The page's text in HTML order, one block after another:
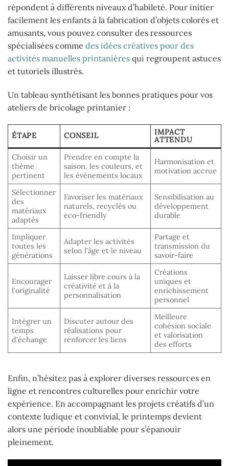
répondent à différents niveaux d’habileté. Pour initier
facilement les enfants à la fabrication d’objets colorés et
amusants, vous pouvez consulter des ressources
spécialisées comme des idées créatives pour des
activités manuelles printanières qui regroupent astuces
et tutoriels illustrés.
Un tableau synthétisant les bonnes pratiques pour vos
ateliers de bricolage printanier :
ÉTAPE CONSEIL
IMPACT
ATTENDU
Choisir un
thème
pertinent
Prendre en compte la
saison, les couleurs, et
les événements locaux
Harmonisation et
motivation accrue
Sélectionner
des
matériaux
adaptés
Favoriser les matériaux
naturels, recyclés ou
eco-friendly
Sensibilisation au
développement
durable
Impliquer
toutes les
générations
Adapter les activités
selon l’âge et le niveau
Partage et
transmission du
savoir-faire
Encourager
l’originalité
Laisser libre cours à la
créativité et à la
personnalisation
Créations
uniques et
enrichissement
personnel
Intégrer un
temps
d’échange
Discuter autour des
réalisations pour
renforcer les liens
Meilleure
cohésion sociale
et valorisation
des efforts
Enfin, n’hésitez pas à explorer diverses ressources en
ligne et rencontres culturelles pour enrichir votre
expérience. En accompagnant les projets créatifs d’un
contexte ludique et convivial, le printemps devient
alors une période inoubliable pour s’épanouir
pleinement.